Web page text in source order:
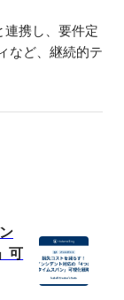
携し、要件定
など、継続的テ
可